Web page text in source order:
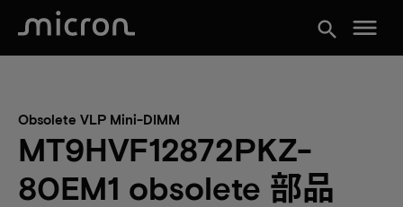
search menu
Obsolete VLP Mini-DIMM
MT9HVF12872PKZ-
80EM1 obsolete 部品